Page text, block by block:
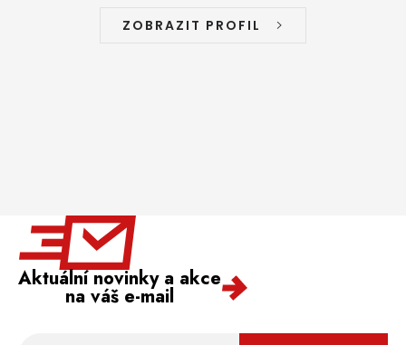
ZOBRAZIT PROFIL
Aktuální novinky a akce
na váš e-mail